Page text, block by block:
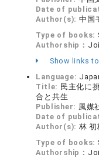
Date of
Author(s): 中国
Type of books:
Authorship：
Show links
Language:
Title: 民主化に
合と共生
Publisher: 風媒
Date of
Author(s): 林 初
Type of books:
Authorship：